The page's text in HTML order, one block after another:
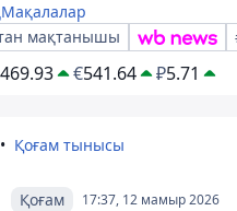
Мақалалар
мақтанышы
469.93 €541.64 ₽5.71
Қоғам тынысы
17:37, 12 мамыр 2026
Қоғам